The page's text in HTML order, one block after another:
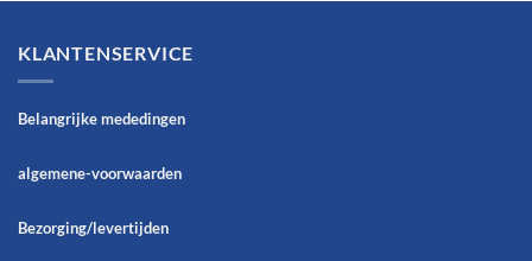
KLANTENSERVICE
Belangrijke mededingen
algemene-voorwaarden
Bezorging/levertijden